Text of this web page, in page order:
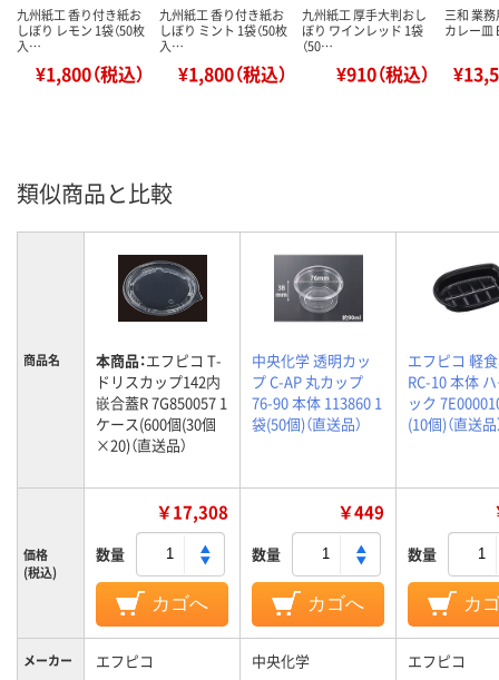
九州紙工 香り付き紙お
しぼり レモン 1袋（50枚
入…
¥1,800（税込）
九州紙工 香り付き紙お
しぼり ミント 1袋（50枚
入…
¥1,800（税込）
九州紙工 厚手大判おし
ぼり ワインレッド 1袋
（50…
¥910（税込）
三和 業
カレー皿
類似商品と比較
商品名 本商品：エフピコ T-
ドリスカップ142内
嵌合蓋R 7G850057 1
ケース(600個(30個
×20)（直送品）
中央化学 透明カッ
プ C-AP 丸カップ
76-90 本体 113860 1
袋(50個)（直送品）
エフピコ 軽
RC-10 本体
ック
(10個)（直送品
価格
(税込)
￥17,308
数量
カゴへ
￥449
数量
カゴへ
数量
カ
メーカー エフピコ 中央化学 エフピコ